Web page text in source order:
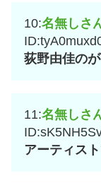
10:名無しさ
荻野由佳の
11:名無しさ
アーティス